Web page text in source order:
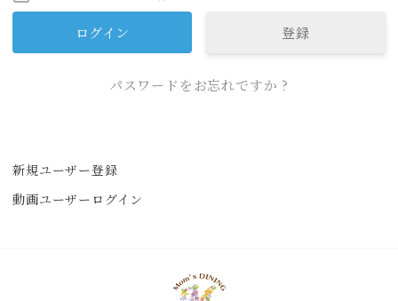
登録
パスワードをお忘れですか ?
新規ユーザー登録
動画ユーザーログイン